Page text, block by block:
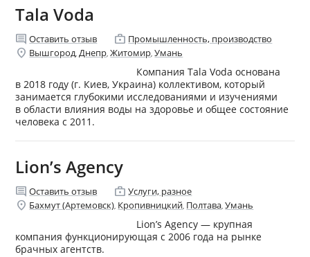
Tala Voda
comment Оставить отзыв enterprise Промышленность, производство
location_on Вышгород,Днепр,Житомир,Умань
Компания Tala Voda основана
в 2018 году (г. Киев, Украина) коллективом, который
занимается глубокими исследованиями и изучениями
в области влияния воды на здоровье и общее состояние
человека с 2011.
Lion’s Agency
comment Оставить отзыв enterprise Услуги, разное
location_on Бахмут (Артемовск), Кропивницкий, Полтава,Умань
Lion’s Agency — крупная
компания функционирующая с 2006 года на рынке
брачных агентств.